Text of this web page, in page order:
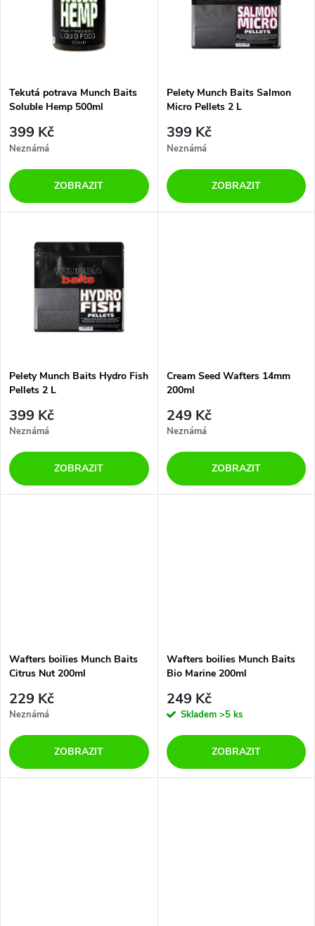
p
r
o
d
s
p
r
o
ů
Tekutá potrava Munch Baits
Soluble Hemp 500ml
399 Kč
Neznámá
ZOBRAZIT
Pelety Munch Baits Salmon
Micro Pellets 2 L
399 Kč
Neznámá
ZOBRAZIT
Pelety Munch Baits Hydro Fish
Pellets 2 L
399 Kč
Neznámá
ZOBRAZIT
Cream Seed Wafters 14mm
200ml
249 Kč
Neznámá
ZOBRAZIT
Wafters boilies Munch Baits
Citrus Nut 200ml
229 Kč
Neznámá
ZOBRAZIT
Wafters boilies Munch Baits
Bio Marine 200ml
249 Kč
Skladem >5 ks
ZOBRAZIT